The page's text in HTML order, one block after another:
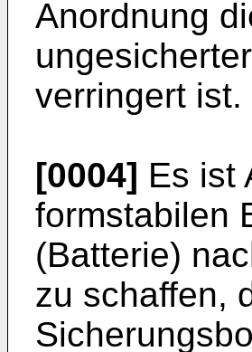
Anordnung
verringert ist.
[0004] Es ist
formstabilen
(Batterie)
zu schaffen,